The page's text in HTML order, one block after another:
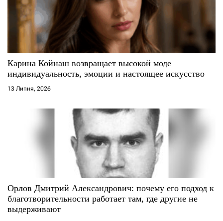
п
с
і
в
Карина Койнаш возвращает высокой моде
индивидуальность, эмоции и настоящее искусство
13 Липня, 2026
Орлов Дмитрий Александрович: почему его подход к
благотворительности работает там, где другие не
выдерживают